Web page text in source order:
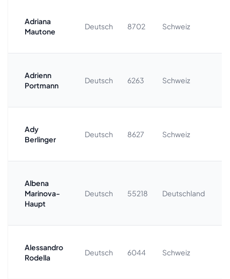
Adriana
Mautone
Deutsch 8702 Schweiz
Adrienn
Portmann
Deutsch 6263 Schweiz
Ady
Berlinger
Deutsch 8627 Schweiz
Albena
Marinova-
Haupt
Deutsch 55218 Deutschland
Alessandro
Rodella
Deutsch 6044 Schweiz